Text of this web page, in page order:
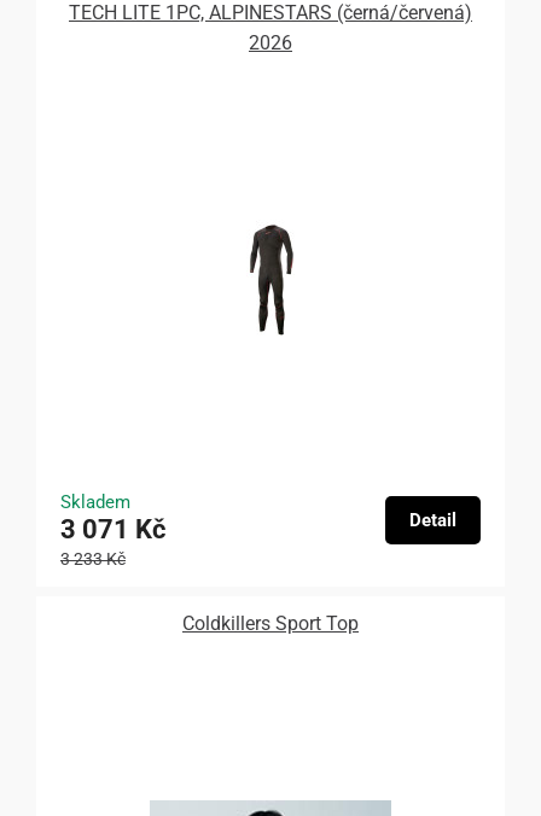
TECH LITE 1PC, ALPINESTARS (černá/červená)
2026
Skladem
3 071 Kč
3 233 Kč
Detail
Coldkillers Sport Top